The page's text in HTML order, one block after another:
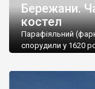
Бережани.
костел
Парафіяльний
спорудили у 1620